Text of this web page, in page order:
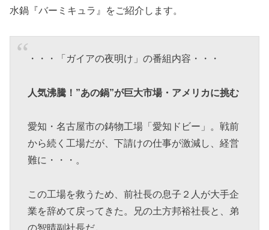
水鍋『バーミキュラ』をご紹介します。
・・・「ガイアの夜明け」の番組内容・・・
人気沸騰！”あの鍋”が巨大市場・アメリカに挑む
愛知・名古屋市の鋳物工場「愛知ドビー」。戦前
から続く工場だが、下請けの仕事が激減し、経営
難に・・・。
この工場を救うため、前社長の息子２人が大手企
業を辞めて戻ってきた。兄の土方邦裕社長と、弟